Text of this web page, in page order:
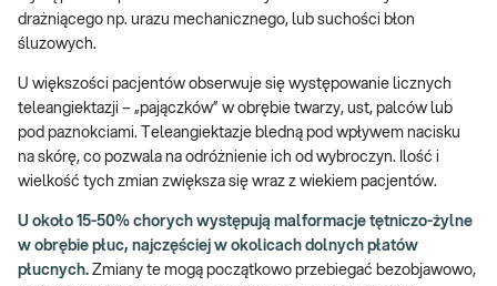
drażniącego np. urazu mechanicznego, lub suchości błon
śluzowych.
U większości pacjentów obserwuje się występowanie licznych
teleangiektazji – „pajączków” w obrębie twarzy, ust, palców lub
pod paznokciami. Teleangiektazje bledną pod wpływem nacisku
na skórę, co pozwala na odróżnienie ich od wybroczyn. Ilość i
wielkość tych zmian zwiększa się wraz z wiekiem pacjentów.
U około 15-50% chorych występują malformacje tętniczo-żylne
w obrębie płuc, najczęściej w okolicach dolnych płatów
płucnych. Zmiany te mogą początkowo przebiegać bezobjawowo,